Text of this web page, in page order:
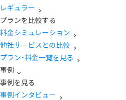
レギュラー
プランを比較する
料金シミュレーション
他社サービスとの比較
プラン・料金一覧を見る
事例
事例を見る
事例インタビュー